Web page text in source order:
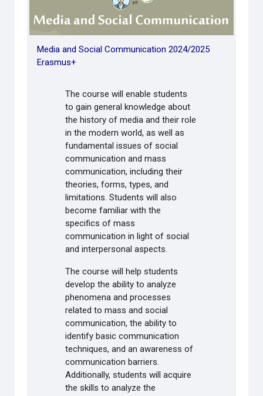
Media and Social Communication 2024/2025
Erasmus+
The course will enable students
to gain general knowledge about
the history of media and their role
in the modern world, as well as
fundamental issues of social
communication and mass
communication, including their
theories, forms, types, and
limitations. Students will also
become familiar with the
specifics of mass
communication in light of social
and interpersonal aspects.
The course will help students
develop the ability to analyze
phenomena and processes
related to mass and social
communication, the ability to
identify basic communication
techniques, and an awareness of
communication barriers.
Additionally, students will acquire
the skills to analyze the